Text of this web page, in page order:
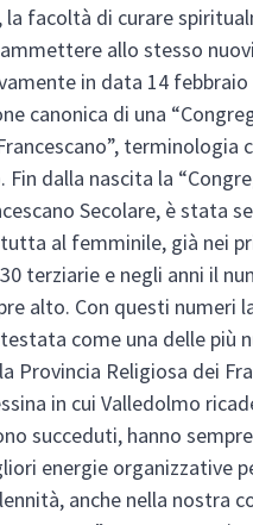
la facoltà di curare
ammettere allo stesso
in data 14 febbraio
canonica di una
terminologia
Fin dalla nascita la
Secolare, è stata
al femminile, già nei
terziarie e negli anni il
alto. Con questi numeri
come una delle più
Provincia Religiosa dei
in cui Valledolmo
succeduti, hanno
energie organizzative
anche nella nostra